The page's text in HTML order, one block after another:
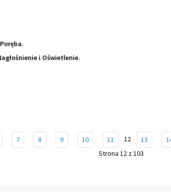
i Oświetlenie.
7 8 9 10 11 12 13
Strona 12 z 103